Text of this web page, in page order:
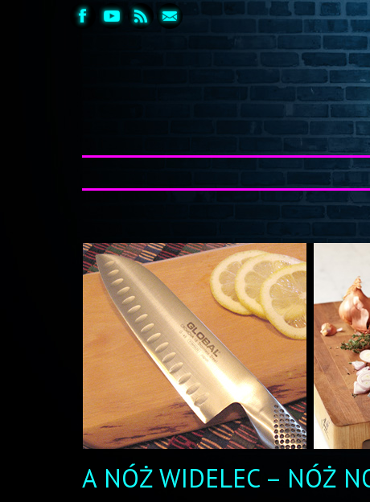
A NÓŻ WIDELEC – NÓŻ